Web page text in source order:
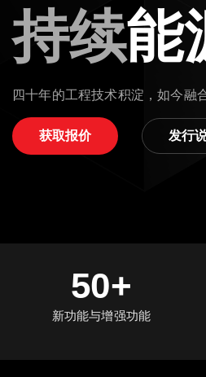
持续能
四十年的工程技术积淀，如今融
获取报价 发行
50+
新功能与增强功能